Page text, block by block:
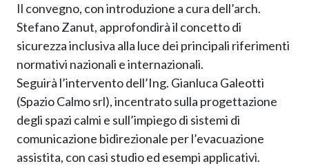
Il convegno, con introduzione a cura dell’arch.
Stefano Zanut, approfondirà il concetto di
sicurezza inclusiva alla luce dei principali riferimenti
normativi nazionali e internazionali.
Seguirà l’intervento dell’Ing. Gianluca Galeotti
(Spazio Calmo srl), incentrato sulla progettazione
degli spazi calmi e sull’impiego di sistemi di
comunicazione bidirezionale per l’evacuazione
assistita, con casi studio ed esempi applicativi.